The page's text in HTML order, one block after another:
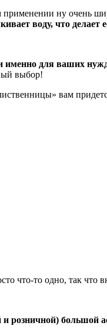
ну очень
воду, что
именно для ваших
выбор!
вам
что-то одно, так что
розничной)